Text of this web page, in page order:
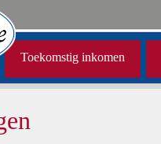
Toekomstig inkomen